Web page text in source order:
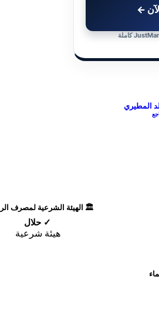
←
المطيري
🏛️ الهيئة الشرعية لمصرف
✓ حلال
هيئة شرعية